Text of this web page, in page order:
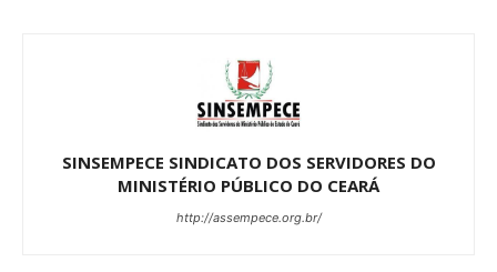
SINSEMPECE SINDICATO DOS SERVIDORES DO
MINISTÉRIO PÚBLICO DO CEARÁ
http://assempece.org.br/